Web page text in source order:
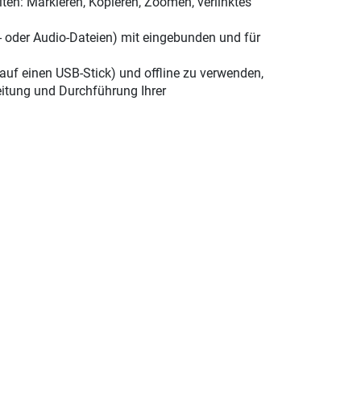
Audio-Dateien) mit eingebunden und für
einen USB-Stick) und offline zu verwenden,
und Durchführung Ihrer